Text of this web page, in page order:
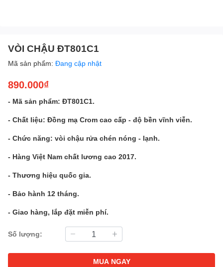
VÒI CHẬU ĐT801C1
Mã sản phẩm: Đang cập nhật
890.000₫
- Mã sản phẩm: ĐT801C1.
- Chất liệu: Đồng mạ Crom cao cấp - độ bền vĩnh viễn.
- Chức năng: vòi chậu rửa chén nóng - lạnh.
- Hàng Việt Nam chất lương cao 2017.
- Thương hiệu quốc gia.
- Bảo hành 12 tháng.
- Giao hàng, lắp đặt miễn phí.
Số lượng:
MUA NGAY